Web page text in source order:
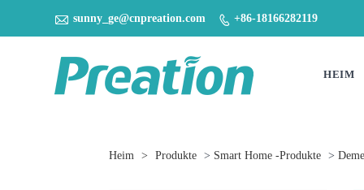
 sunny_ge@cnpreation.com  +86-18166282119
HEIM
Heim > Produkte > Smart Home -Produkte >